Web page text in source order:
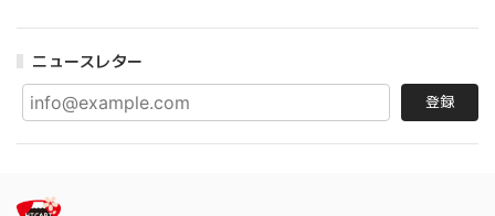
ニュースレター
登録